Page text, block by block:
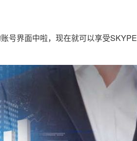
号界面中啦，现在就可以享受SKYPE